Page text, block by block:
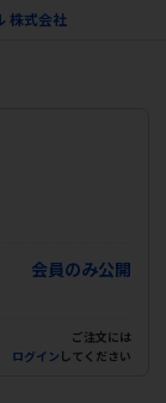
株式会社
会員のみ公開
ご注文には
ログイン してください